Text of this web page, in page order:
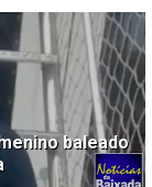
baleado